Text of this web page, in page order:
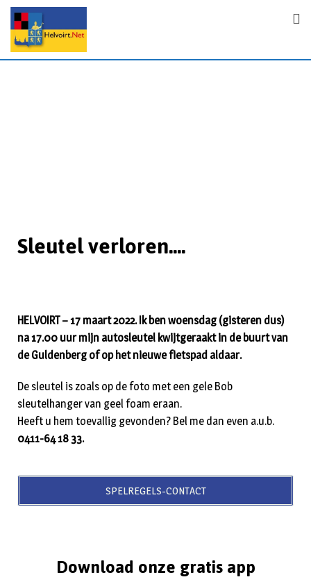
Sleutel verloren....
HELVOIRT – 17 maart 2022. Ik ben woensdag (gisteren dus)
na 17.00 uur mijn autosleutel kwijtgeraakt in de buurt van
de Guldenberg of op het nieuwe fietspad aldaar.
De sleutel is zoals op de foto met een gele Bob
sleutelhanger van geel foam eraan.
Heeft u hem toevallig gevonden? Bel me dan even a.u.b.
0411-64 18 33.
SPELREGELS-CONTACT
Download onze gratis app